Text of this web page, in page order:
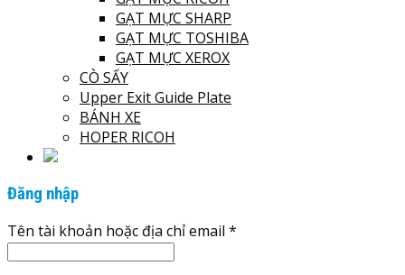
GẠT MỰC SHARP
GẠT MỰC TOSHIBA
GẠT MỰC XEROX
CÒ SẤY
Upper Exit Guide Plate
BÁNH XE
HOPER RICOH
Đăng nhập
Tên tài khoản hoặc địa chỉ email *